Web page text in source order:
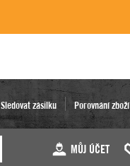
Sledovat zásilku Porovnání zboží
MŮJ ÚČET